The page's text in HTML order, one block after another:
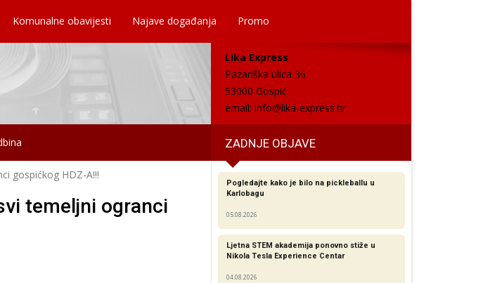
Komunalne obavijesti Najave događanja Promo
Lika Express
Pazariška ulica 36
53000 Gospić
email: info@lika-express.hr
ZADNJE OBJAVE
gospićkog HDZ-A!!!
temeljni ogranci
Pogledajte kako je bilo na pickleballu u
Karlobagu
05.08.2026
Ljetna STEM akademija ponovno stiže u
Nikola Tesla Experience Centar
04.08.2026